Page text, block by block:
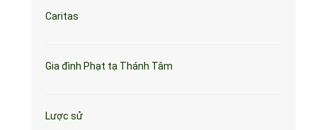
Caritas
Gia đình Phạt tạ Thánh Tâm
Lược sử